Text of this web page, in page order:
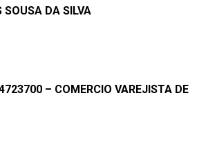
SOUSA DA SILVA
– COMERCIO VAREJISTA DE